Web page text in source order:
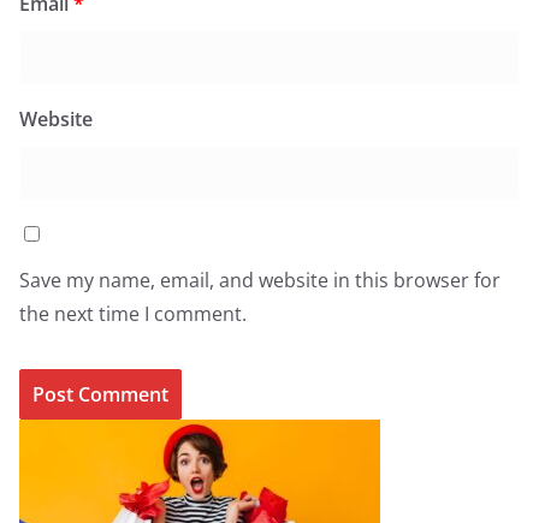
Website
Save my name, email, and website in this browser for
the next time I comment.